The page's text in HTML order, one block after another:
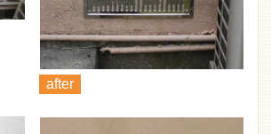
after